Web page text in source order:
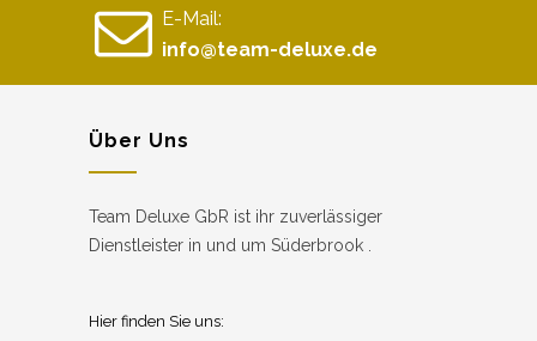
E-Mail:
info@team-deluxe.de
Über Uns
Team Deluxe GbR ist ihr zuverlässiger
Dienstleister in und um Süderbrook .
Hier finden Sie uns: